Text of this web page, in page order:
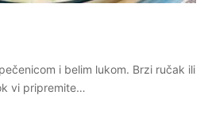
i belim lukom. Brzi ručak ili
vi pripremite…